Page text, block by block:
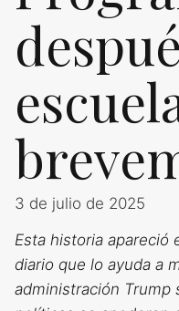
3 de julio de 2025
Esta historia apareció
diario que lo ayuda a
administración Trump